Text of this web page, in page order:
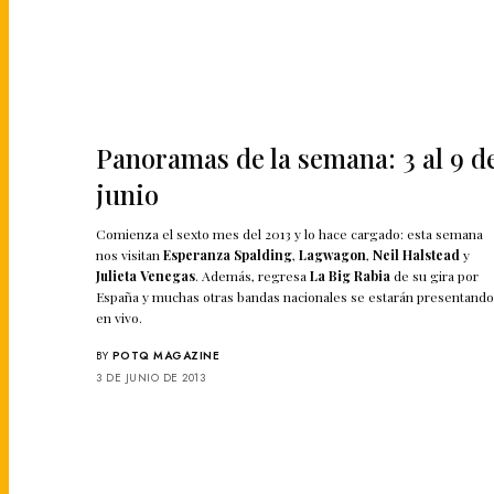
Panoramas de la semana: 3 al 9
junio
Comienza el sexto mes del 2013 y lo hace cargado: esta semana
nos visitanEsperanza Spalding,Lagwagon,Neil Halstead y
Julieta Venegas. Además, regresaLa Big Rabia de su gira por
España y muchas otras bandas nacionales se estarán presentando
en vivo.
BY POTQ MAGAZINE
3 DE JUNIO DE 2013